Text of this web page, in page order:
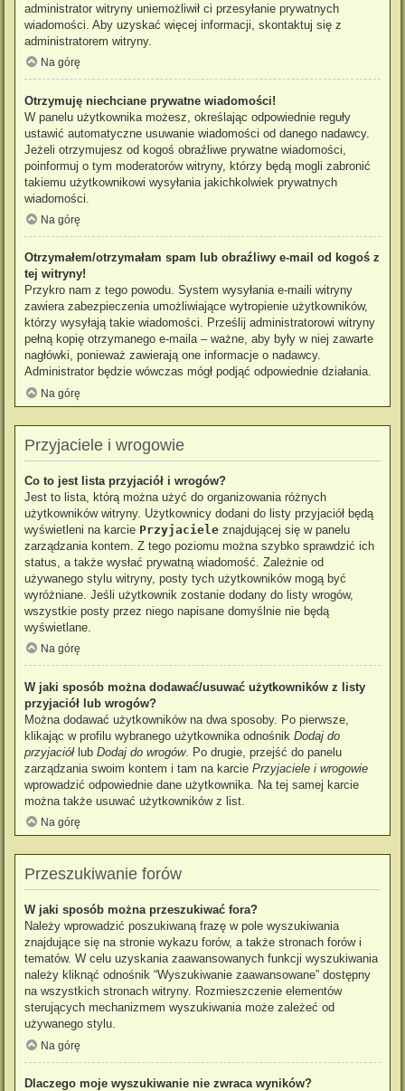
administrator witryny uniemożliwił ci przesyłanie prywatnych
wiadomości. Aby uzyskać więcej informacji, skontaktuj się z
administratorem witryny.
Na górę
Otrzymuję niechciane prywatne wiadomości!
W panelu użytkownika możesz, określając odpowiednie reguły
ustawić automatyczne usuwanie wiadomości od danego nadawcy.
Jeżeli otrzymujesz od kogoś obraźliwe prywatne wiadomości,
poinformuj o tym moderatorów witryny, którzy będą mogli zabronić
takiemu użytkownikowi wysyłania jakichkolwiek prywatnych
wiadomości.
Na górę
Otrzymałem/otrzymałam spam lub obraźliwy e-mail od kogoś z
tej witryny!
Przykro nam z tego powodu. System wysyłania e-maili witryny
zawiera zabezpieczenia umożliwiające wytropienie użytkowników,
którzy wysyłają takie wiadomości. Prześlij administratorowi witryny
pełną kopię otrzymanego e-maila – ważne, aby były w niej zawarte
nagłówki, ponieważ zawierają one informacje o nadawcy.
Administrator będzie wówczas mógł podjąć odpowiednie działania.
Na górę
Przyjaciele i wrogowie
Co to jest lista przyjaciół i wrogów?
Jest to lista, którą można użyć do organizowania różnych
użytkowników witryny. Użytkownicy dodani do listy przyjaciół będą
wyświetleni na karcie Przyjaciele znajdującej się w panelu
zarządzania kontem. Z tego poziomu można szybko sprawdzić ich
status, a także wysłać prywatną wiadomość. Zależnie od
używanego stylu witryny, posty tych użytkowników mogą być
wyróżniane. Jeśli użytkownik zostanie dodany do listy wrogów,
wszystkie posty przez niego napisane domyślnie nie będą
wyświetlane.
Na górę
W jaki sposób można dodawać/usuwać użytkowników z listy
przyjaciół lub wrogów?
Można dodawać użytkowników na dwa sposoby. Po pierwsze,
klikając w profilu wybranego użytkownika odnośnik Dodaj do
przyjaciół lub Dodaj do wrogów. Po drugie, przejść do panelu
zarządzania swoim kontem i tam na karcie Przyjaciele i wrogowie
wprowadzić odpowiednie dane użytkownika. Na tej samej karcie
można także usuwać użytkowników z list.
Na górę
Przeszukiwanie forów
W jaki sposób można przeszukiwać fora?
Należy wprowadzić poszukiwaną frazę w pole wyszukiwania
znajdujące się na stronie wykazu forów, a także stronach forów i
tematów. W celu uzyskania zaawansowanych funkcji wyszukiwania
należy kliknąć odnośnik “Wyszukiwanie zaawansowane” dostępny
na wszystkich stronach witryny. Rozmieszczenie elementów
sterujących mechanizmem wyszukiwania może zależeć od
używanego stylu.
Na górę
Dlaczego moje wyszukiwanie nie zwraca wyników?